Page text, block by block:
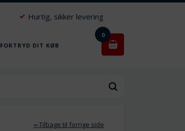
Hurtig, sikker levering
FORTRYD DIT KØB
0
«-Tilbage til forrige side